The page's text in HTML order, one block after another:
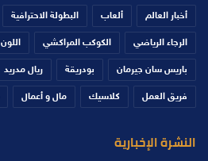
أخبار العالم ألعاب البطولة الاحترافية
الرجاء الرياضي الكوكب المراكشي اللون
باريس سان جيرمان بودريقة ريال مدريد
فريق العمل كلاسيك مال و أعمال
النشرة الإخبارية